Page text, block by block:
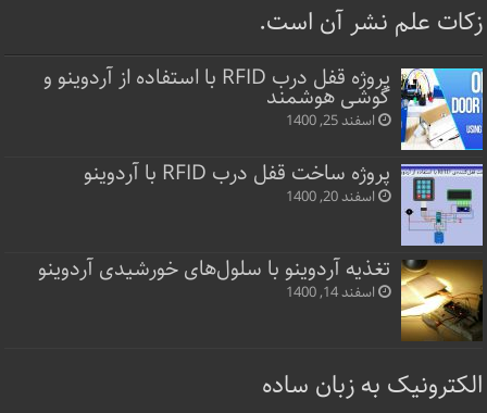
زکات علم نشر آن است.
پروژه قفل‌ درب RFID با استفاده از آردوینو و
گوشی هوشمند
اسفند 25, 1400
پروژه ساخت قفل‌ درب RFID با آردوینو
اسفند 20, 1400
تغذیه آردوینو با سلول‌های خورشیدی آردوینو
اسفند 14, 1400
الکترونیک به زبان ساده